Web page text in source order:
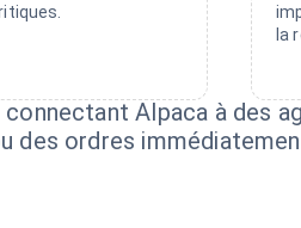
la
Alpaca à des
des ordres